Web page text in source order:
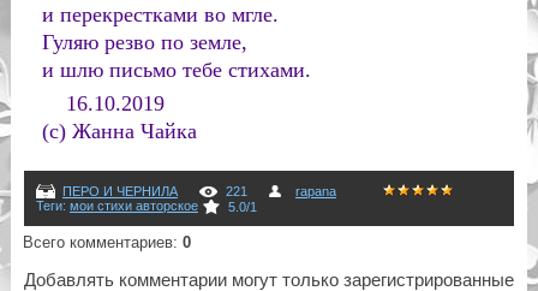
и перекрестками во мгле.
Гуляю резво по земле,
и шлю письмо тебе стихами.
16.10.2019
(с) Жанна Чайка
ПЕРО И ЧЕРНИЛА 221
rapana
Теги: мои стихи авторское 5.0/1
Всего комментариев: 0
Добавлять комментарии могут только зарегистрированные